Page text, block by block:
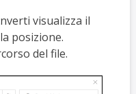
visualizza il
posizione.
del file.